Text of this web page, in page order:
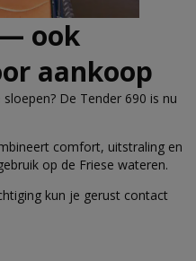
— ook
aankoop
De Tender 690 is nu
comfort, uitstraling en
op de Friese wateren.
kun je gerust contact